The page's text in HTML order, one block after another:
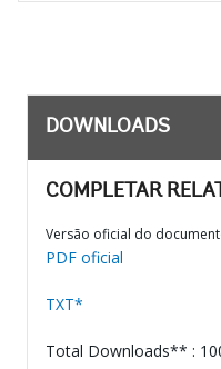
DOWNLOADS
COMPLETAR
Versão oficial do
PDF oficial
TXT*
Total Downloads** :